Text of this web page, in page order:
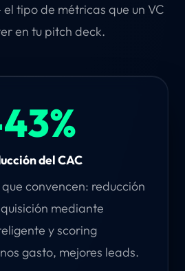
tipo de métricas que un VC
en tu pitch deck.
del CAC
convencen: reducción
mediante
y scoring
gasto, mejores leads.